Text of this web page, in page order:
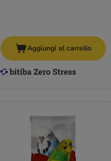
Aggiungi al carrello